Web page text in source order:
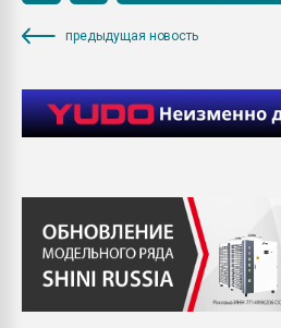
предыдущая новость